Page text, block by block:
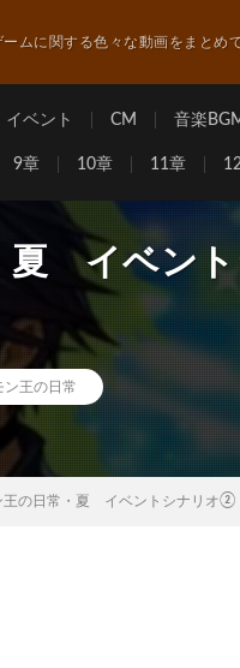
ームに関する色々な動画をまとめ
イベント CM 音楽
9章 10章 11章
夏 イベン
ン王の日常
王の日常・夏 イベントシナリオ②